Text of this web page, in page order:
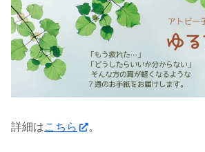
詳細はこちら 。